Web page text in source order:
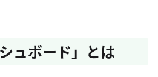
ュボード」とは